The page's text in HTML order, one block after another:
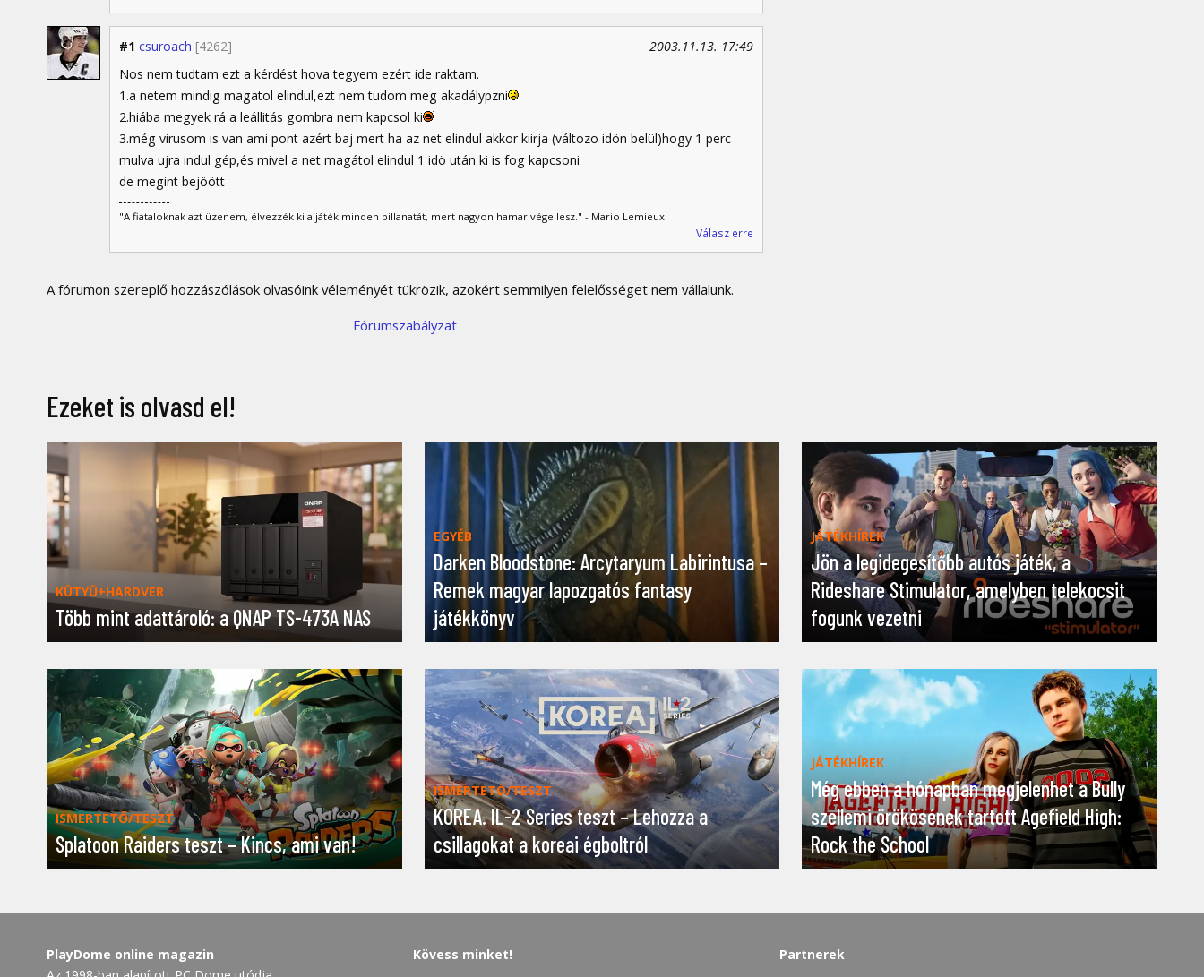
#1 csuroach [4262]
2003.11.13. 17:49
Nos nem tudtam ezt a kérdést hova tegyem ezért ide raktam.
1.a netem mindig magatol elindul,ezt nem tudom meg akadálypzni
2.hiába megyek rá a leállitás gombra nem kapcsol ki
3.még virusom is van ami pont azért baj mert ha az net elindul akkor kiirja (változo idön belül)hogy 1 perc
mulva ujra indul gép,és mivel a net magátol elindul 1 idö után ki is fog kapcsoni
de megint bejöött
"A fiataloknak azt üzenem, élvezzék ki a játék minden pillanatát, mert nagyon hamar vége lesz." - Mario Lemieux
Válasz erre
A fórumon szereplő hozzászólások olvasóink véleményét tükrözik, azokért semmilyen felelősséget nem vállalunk.
Fórumszabályzat
Ezeket is olvasd el!
KÜTYÜ+HARDVER
Több mint adattároló: a QNAP TS-473A NAS
EGYÉB
Darken Bloodstone: Arcytaryum Labirintusa –
Remek magyar lapozgatós fantasy
játékkönyv
JÁTÉKHÍREK
Jön a legidegesítőbb autós játék, a
Rideshare Stimulator, amelyben telekocsit
fogunk vezetni
ISMERTETŐ/TESZT
Splatoon Raiders teszt – Kincs, ami van!
ISMERTETŐ/TESZT
KOREA. IL-2 Series teszt – Lehozza a
csillagokat a koreai égboltról
JÁTÉKHÍREK
Még ebben a hónapban megjelenhet a Bully
szellemi örökösének tartott Agefield High:
Rock the School
PlayDome online magazin
Kövess minket! Partnerek